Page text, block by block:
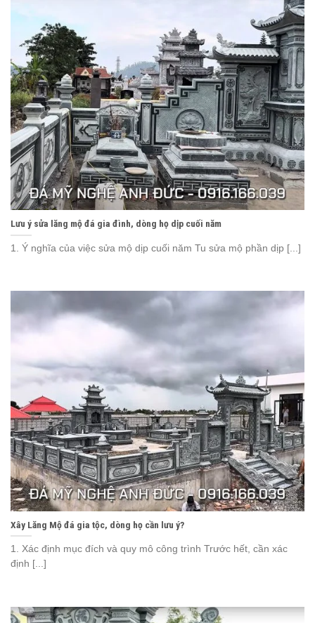
Lưu ý sửa lăng mộ đá gia đình, dòng họ dịp cuối năm
1. Ý nghĩa của việc sửa mộ dịp cuối năm Tu sửa mộ phần dịp [...]
Xây Lăng Mộ đá gia tộc, dòng họ cần lưu ý?
1. Xác định mục đích và quy mô công trình Trước hết, cần xác
định [...]